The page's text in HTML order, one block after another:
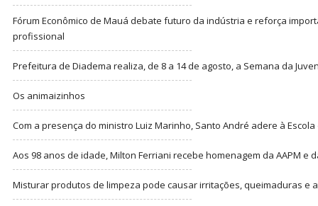
Fórum Econômico de Mauá debate futuro da indústria e reforça
profissional
Prefeitura de Diadema realiza, de 8 a 14 de agosto, a Semana da
Os animaizinhos
Com a presença do ministro Luiz Marinho, Santo André adere à
Aos 98 anos de idade, Milton Ferriani recebe homenagem da AAPM e
Misturar produtos de limpeza pode causar irritações, queimaduras e